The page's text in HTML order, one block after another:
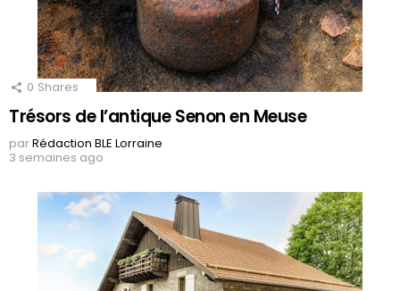
0 Shares
Trésors de l’antique Senon en Meuse
parRédaction BLE Lorraine
3 semaines ago